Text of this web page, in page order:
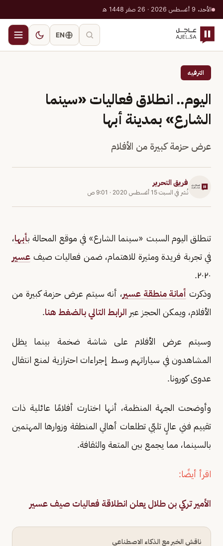
الأحد، 9 أغسطس 2026 · 26 صفر 1448 هـ
EN
الترفيه
اليوم.. انطلاق فعاليات «سينما
الشارع» بمدينة أبها
عرض حزمة كبيرة من الأفلام
فريق التحرير
نُشر في السبت 15 أغسطس 2020 · 9:01 ص
تنطلق اليوم السبت «سينما الشارع» في موقع المحالة بأبها،
في تجربة فريدة ومثيرة للاهتمام، ضمن فعاليات صيف عسير
٢٠٢٠.
وذكرت أمانة منطقة عسير، أنه سيتم عرض حزمة كبيرة من
الأفلام، ويمكن الحجز عبر الرابط التالي بالضغط هنا.
وسيتم عرض الأفلام على شاشة ضخمة بينما يظل
المشاهدون في سياراتهم وسط إجراءات احترازية لمنع انتقال
عدوى كورونا.
وأوضحت الجهة المنظمة، أنها اختارت أفلامًا عائلية ذات
تقييم فني عالٍ تلبّي تطلعات أهالي المنطقة وزوارها المهتمين
بالسينما، مما يجمع بين المتعة والثقافة.
اقرأ أيضًا:
الأمير تركي بن طلال يعلن انطلاقة فعاليات صيف عسير
ناقش الخبر مع الذكاء الاصطناعي